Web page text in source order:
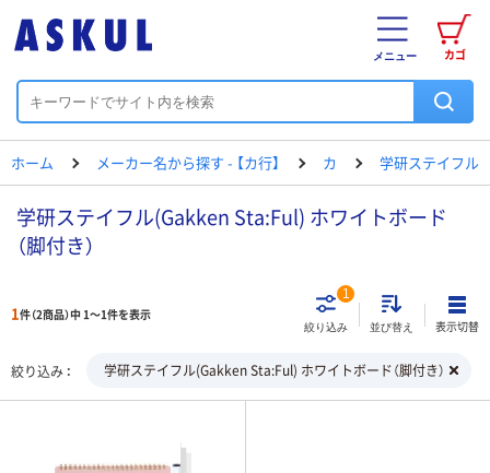
カゴ
メニュー
ホーム メーカー名から探す - 【カ行】 カ 学研ステイフル
学研ステイフル(Gakken Sta:Ful) ホワイトボード
（脚付き）
1件（2商品）中 1～1件を表示
絞り込み
1
並び替え 表示切替
絞り込み 学研ステイフル(Gakken Sta:Ful) ホワイトボード（脚付き）